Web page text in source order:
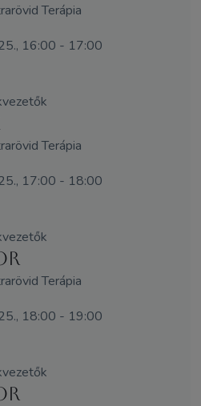
Terápia
16:00 - 17:00
Terápia
17:00 - 18:00
Terápia
18:00 - 19:00